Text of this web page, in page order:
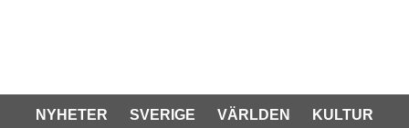
NYHETER SVERIGE VÄRLDEN KULTUR